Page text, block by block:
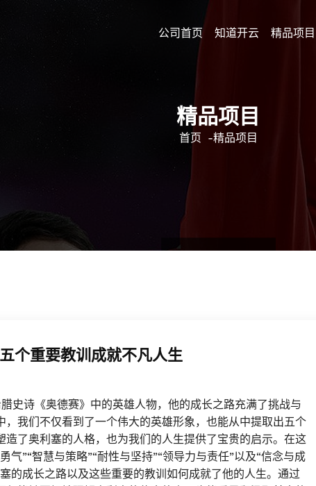
公司首页 知道开云 精品项目
精品项目
首页 -精品项目
个重要教训成就不凡人生
史诗《奥德赛》中的英雄人物，他的成长之路充满了挑战与
，我们不仅看到了一个伟大的英雄形象，也能从中提取出五个
造了奥利塞的人格，也为我们的人生提供了宝贵的启示。在这
气”“智慧与策略”“耐性与坚持”“领导力与责任”以及“信念与成
的成长之路以及这些重要的教训如何成就了他的人生。通过